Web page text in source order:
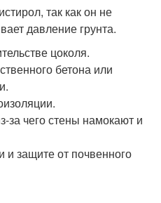
так как он не
давление грунта.
цоколя.
бетона или
за чего стены намокают и
защите от почвенного